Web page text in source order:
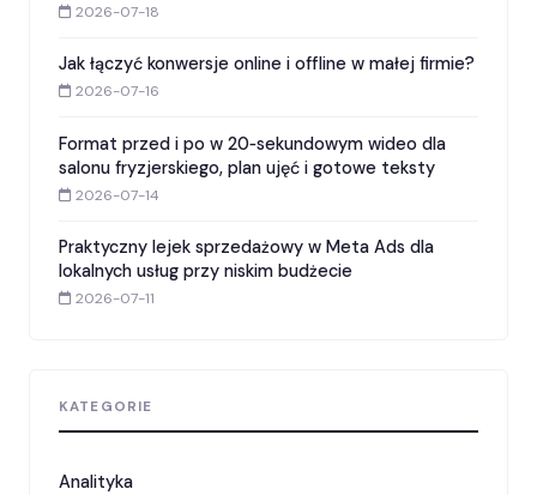
2026-07-18
Jak łączyć konwersje online i offline w małej firmie?
2026-07-16
Format przed i po w 20‑sekundowym wideo dla
salonu fryzjerskiego, plan ujęć i gotowe teksty
2026-07-14
Praktyczny lejek sprzedażowy w Meta Ads dla
lokalnych usług przy niskim budżecie
2026-07-11
KATEGORIE
Analityka